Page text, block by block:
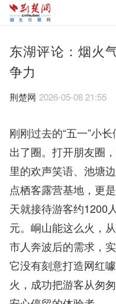
东湖评论：烟火
争力
荆楚网 2026-05-08 21:55
刚刚过去的“五一”小
出了圈。打开朋友圈
里的欢声笑语、池塘
点栖客露营基地，更
天就接待游客约1200
元。峒山能这么火，
市人奔波后的需求，
它没有刻意打造网红
火，成功把游客从匆